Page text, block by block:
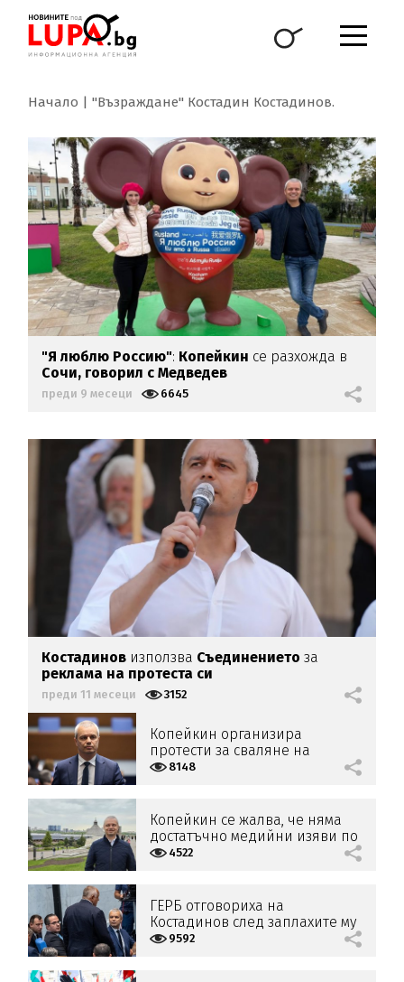
Начало "Възраждане" Костадин Костадинов.
"Я люблю Россию": Копейкин се разхожда в
Сочи, говорил с Медведев
преди 9 месеци 6645
Костадинов използва Съединениетоза
реклама на протеста си
преди 11 месеци 3152
Копейкин организира
протести за сваляне на
правителството
8148
Копейкин се жалва, че няма
достатъчно медийни изяви по
националните медии
4522
ГЕРБ отговориха на
Костадинов след заплахите му
към Борисов
9592